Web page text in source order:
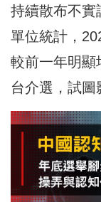
持續散布不實
單位統計，
較前一年明顯
台介選，試圖